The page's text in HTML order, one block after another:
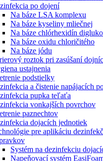
po dojení
Na báze LSA komplexu
Na báze kyseliny mliečnej
Na báze chlórhexidín
Na báze oxidu chloričitého
Na báze jódu
roztok pri zasúšaní dojníc
ustajnenia
podstielky
a čistenie napájacích
pupka teľaťa
vonkajších povrchov
paznechtov
dojacích jednotiek
pre aplikáciu
Systém na dezinfekciu
Napeňovací systém